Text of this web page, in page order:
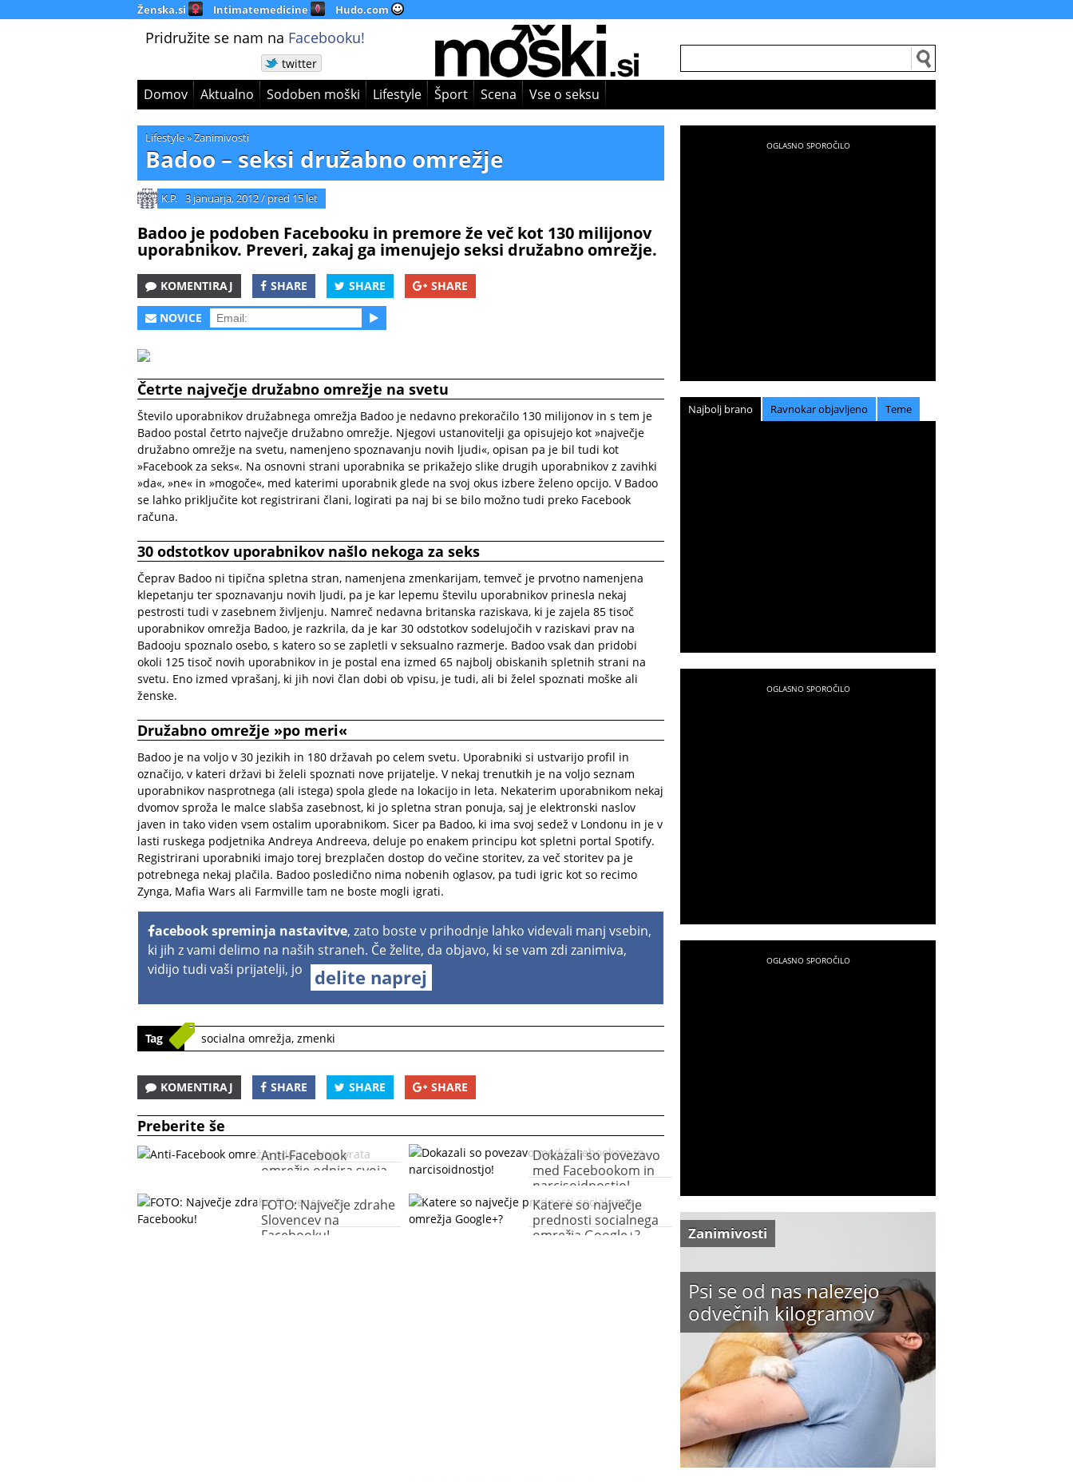
Ženska.si Intimatemedicine Hudo.com
Pridružite se nam na Facebooku!
twitter
Domov Aktualno Sodoben moški Lifestyle Šport Scena Vse o seksu
Lifestyle»Zanimivosti
Badoo – seksi družabno omrežje
K.P. 3 januarja, 2012/ pred 15 let
Badoo je podoben Facebooku in premore že več kot 130 milijonov
uporabnikov. Preveri, zakaj ga imenujejo seksi družabno omrežje.
KOMENTIRAJ SHARE SHARE SHARE
NOVICE
Četrte največje družabno omrežje na svetu
Število uporabnikov družabnega omrežja Badoo je nedavno prekoračilo 130 milijonov in s tem je
Badoo postal četrto največje družabno omrežje. Njegovi ustanovitelji ga opisujejo kot »največje
družabno omrežje na svetu, namenjeno spoznavanju novih ljudi«, opisan pa je bil tudi kot
»Facebook za seks«. Na osnovni strani uporabnika se prikažejo slike drugih uporabnikov z zavihki
»da«, »ne« in »mogoče«, med katerimi uporabnik glede na svoj okus izbere želeno opcijo. V Badoo
se lahko priključite kot registrirani člani, logirati pa naj bi se bilo možno tudi preko Facebook
računa.
30 odstotkov uporabnikov našlo nekoga za seks
Čeprav Badoo ni tipična spletna stran, namenjena zmenkarijam, temveč je prvotno namenjena
klepetanju ter spoznavanju novih ljudi, pa je kar lepemu številu uporabnikov prinesla nekaj
pestrosti tudi v zasebnem življenju. Namreč nedavna britanska raziskava, ki je zajela 85 tisoč
uporabnikov omrežja Badoo, je razkrila, da je kar 30 odstotkov sodelujočih v raziskavi prav na
Badooju spoznalo osebo, s katero so se zapletli v seksualno razmerje. Badoo vsak dan pridobi
okoli 125 tisoč novih uporabnikov in je postal ena izmed 65 najbolj obiskanih spletnih strani na
svetu. Eno izmed vprašanj, ki jih novi član dobi ob vpisu, je tudi, ali bi želel spoznati moške ali
ženske.
Družabno omrežje »po meri«
Badoo je na voljo v 30 jezikih in 180 državah po celem svetu. Uporabniki si ustvarijo profil in
označijo, v kateri državi bi želeli spoznati nove prijatelje. V nekaj trenutkih je na voljo seznam
uporabnikov nasprotnega (ali istega) spola glede na lokacijo in leta. Nekaterim uporabnikom nekaj
dvomov sproža le malce slabša zasebnost, ki jo spletna stran ponuja, saj je elektronski naslov
javen in tako viden vsem ostalim uporabnikom. Sicer pa Badoo, ki ima svoj sedež v Londonu in je v
lasti ruskega podjetnika Andreya Andreeva, deluje po enakem principu kot spletni portal Spotify.
Registrirani uporabniki imajo torej brezplačen dostop do večine storitev, za več storitev pa je
potrebnega nekaj plačila. Badoo posledično nima nobenih oglasov, pa tudi igric kot so recimo
Zynga, Mafia Wars ali Farmville tam ne boste mogli igrati.
acebook spreminja nastavitve, zato boste v prihodnje lahko videvali manj vsebin,
ki jih z vami delimo na naših straneh. Če želite, da objavo, ki se vam zdi zanimiva,
vidijo tudi vaši prijatelji, jo
delite naprej
Tag socialna omrežja, zmenki
KOMENTIRAJ SHARE SHARE SHARE
Preberite še
Anti-Facebook
omrežje odpira svoja
Dokazali so povezavo
med Facebookom in
narcisoidnostjo!
FOTO: Največje zdrahe
Slovencev na
Facebooku!
Katere so največje
prednosti socialnega
omrežja Google+?
Najbolj brano Ravnokar objavljeno Teme
Psi se od nas nalezejo
odvečnih kilogramov
Zanimivosti